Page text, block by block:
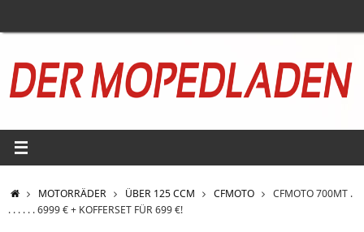
STARTMOTORRÄDER ÜBER 125 CCM CFMOTO
CFMOTO 700MT .
. . . . . . 6999 € + KOFFERSET FÜR 699 €!